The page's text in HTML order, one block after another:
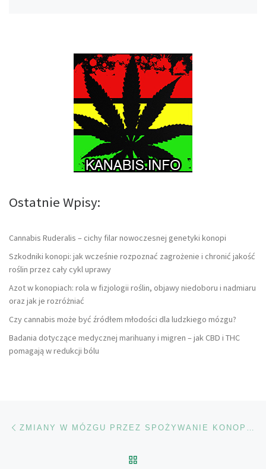
Ostatnie Wpisy:
Cannabis Ruderalis – cichy filar nowoczesnej genetyki konopi
Szkodniki konopi: jak wcześnie rozpoznać zagrożenie i chronić jakość
roślin przez cały cykl uprawy
Azot w konopiach: rola w fizjologii roślin, objawy niedoboru i nadmiaru
oraz jak je rozróżniać
Czy cannabis może być źródłem młodości dla ludzkiego mózgu?
Badania dotyczące medycznej marihuany i migren – jak CBD i THC
pomagają w redukcji bólu
Nawigacja wpisu